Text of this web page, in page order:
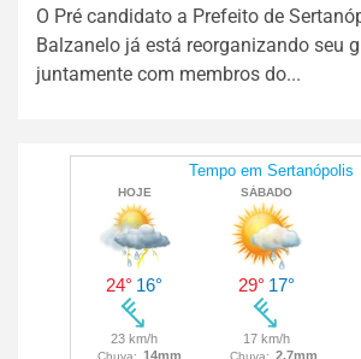
O Pré candidato a Prefeito de
Balzanelo já está reorganizando seu
juntamente com membros do...